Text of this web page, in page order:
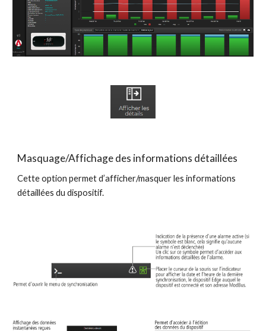
Masquage/Affichage des informations détaillées
Cette option permet d’afficher/masquer les informations
détaillées du dispositif.